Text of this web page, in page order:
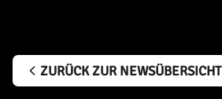
ZURÜCK ZUR NEWSÜBERSICHT